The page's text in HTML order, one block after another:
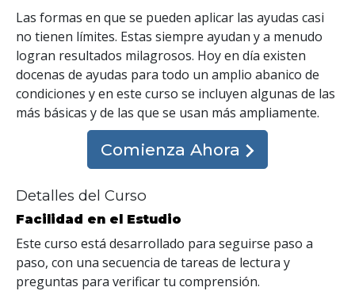
Las formas en que se pueden aplicar las ayudas casi
no tienen límites. Estas siempre ayudan y a menudo
logran resultados milagrosos. Hoy en día existen
docenas de ayudas para todo un amplio abanico de
condiciones y en este curso se incluyen algunas de las
más básicas y de las que se usan más ampliamente.
Comienza Ahora
Detalles del Curso
Facilidad en el Estudio
Este curso está desarrollado para seguirse paso a
paso, con una secuencia de tareas de lectura y
preguntas para verificar tu comprensión.